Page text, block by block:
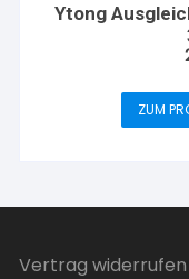
Ytong
ZUM
Vertrag widerrufen